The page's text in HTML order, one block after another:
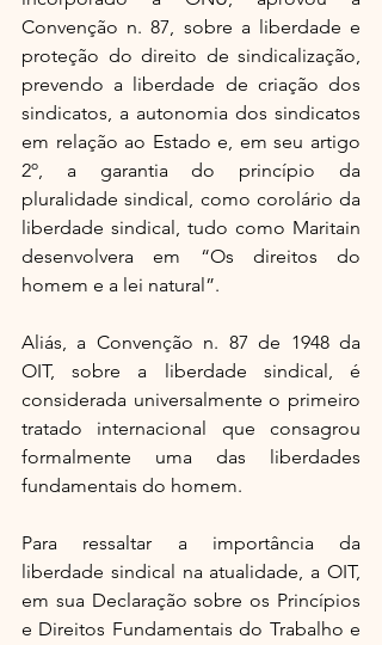
Convenção n. 87, sobre a liberdade e
proteção do direito de sindicalização,
prevendo a liberdade de criação dos
sindicatos, a autonomia dos sindicatos
em relação ao Estado e, em seu artigo
2º, a garantia do princípio da
pluralidade sindical, como corolário da
liberdade sindical, tudo como Maritain
desenvolvera em “Os direitos do
homem e a lei natural”.
Aliás, a Convenção n. 87 de 1948 da
OIT, sobre a liberdade sindical, é
considerada universalmente o primeiro
tratado internacional que consagrou
formalmente uma das liberdades
fundamentais do homem.
Para ressaltar a importância da
liberdade sindical na atualidade, a OIT,
em sua Declaração sobre os Princípios
e Direitos Fundamentais do Trabalho e